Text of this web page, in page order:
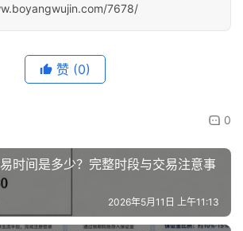
7678/
赞 (0)
0
时间是多少？完整时段与交易注意事
2026年5月11日 上午11:13